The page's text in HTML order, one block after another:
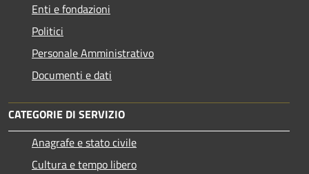
Enti e fondazioni
Politici
Personale Amministrativo
Documenti e dati
CATEGORIE DI SERVIZIO
Anagrafe e stato civile
Cultura e tempo libero